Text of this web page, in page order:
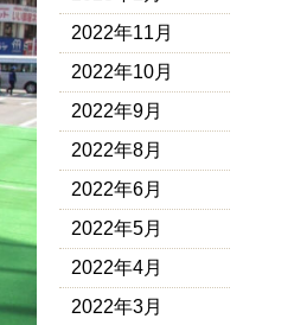
2022年11月
2022年10月
2022年9月
2022年8月
2022年6月
2022年5月
2022年4月
2022年3月